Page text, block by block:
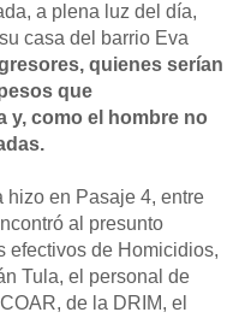
a plena luz del día,
casa del barrio Eva
quienes serían
que
y, como el hombre no
hizo en Pasaje 4, entre
al presunto
efectivos de Homicidios,
Tula, el personal de
de la DRIM, el